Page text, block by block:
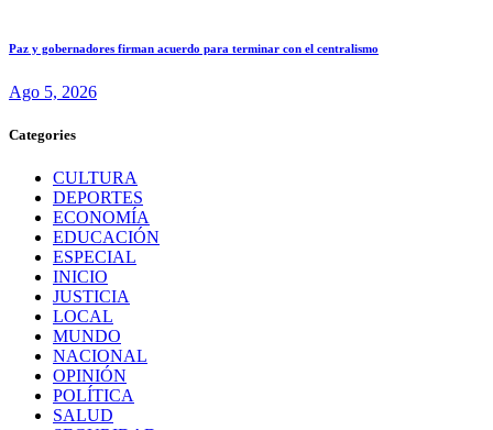
Paz y gobernadores firman acuerdo para terminar con el centralismo
Ago 5, 2026
Categories
CULTURA
DEPORTES
ECONOMÍA
EDUCACIÓN
ESPECIAL
INICIO
JUSTICIA
LOCAL
MUNDO
NACIONAL
OPINIÓN
POLÍTICA
SALUD